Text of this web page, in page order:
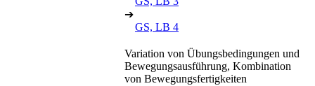
➔
GS, LB 4
Variation von Übungsbedingungen und
Bewegungsausführung, Kombination
von Bewegungsfertigkeiten